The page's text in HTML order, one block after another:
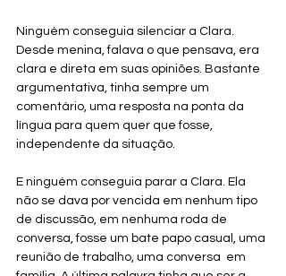
Ninguém conseguia silenciar a Clara.
Desde menina, falava o que pensava, era
clara e direta em suas opiniões. Bastante
argumentativa, tinha sempre um
comentário, uma resposta na ponta da
língua para quem quer que fosse,
independente da situação.
E ninguém conseguia parar a Clara. Ela
não se dava por vencida em nenhum tipo
de discussão, em nenhuma roda de
conversa, fosse um bate papo casual, uma
reunião de trabalho, uma conversa  em